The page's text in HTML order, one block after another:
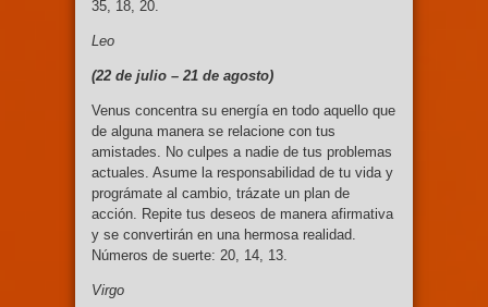
35, 18, 20.
Leo
(22 de julio – 21 de agosto)
Venus concentra su energía en todo aquello que
de alguna manera se relacione con tus
amistades. No culpes a nadie de tus problemas
actuales. Asume la responsabilidad de tu vida y
prográmate al cambio, trázate un plan de
acción. Repite tus deseos de manera afirmativa
y se convertirán en una hermosa realidad.
Números de suerte: 20, 14, 13.
Virgo